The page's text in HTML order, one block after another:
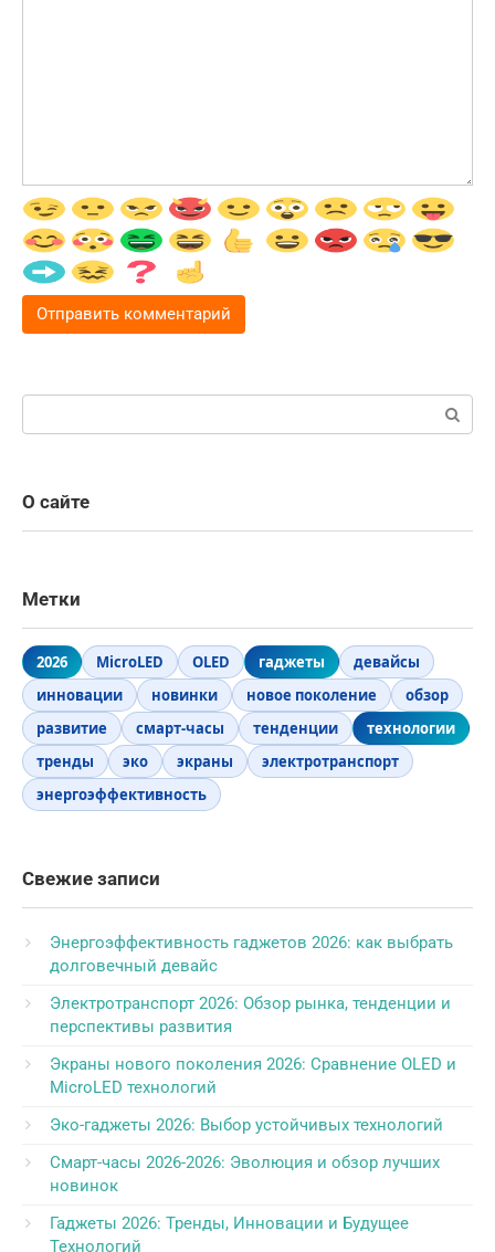
О сайте
Метки
2026 MicroLED OLED гаджеты
девайсы
инновации
новинки новое поколение
обзор
развитие
смарт-часы тенденции
технологии
тренды
эко экраны
электротранспорт
энергоэффективность
Свежие записи
Энергоэффективность гаджетов 2026: как выбрать
долговечный девайс
Электротранспорт 2026: Обзор рынка, тенденции и
перспективы развития
Экраны нового поколения 2026: Сравнение OLED и
MicroLED технологий
Эко-гаджеты 2026: Выбор устойчивых технологий
Смарт-часы 2026-2026: Эволюция и обзор лучших
новинок
Гаджеты 2026: Тренды, Инновации и Будущее
Технологий